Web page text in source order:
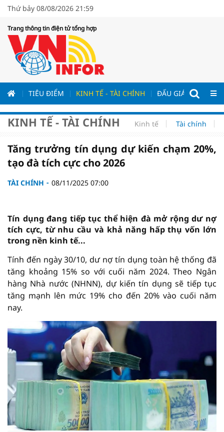
Thứ bảy 08/08/2026 21:59
Trang thông tin điện tử tổng hợp
TIÊU ĐIỂM KINH TẾ - TÀI CHÍNH ĐẤU GIÁ - ĐẤU
KINH TẾ - TÀI CHÍNH Kinh tế Tài chính
Tăng trưởng tín dụng dự kiến chạm 20%,
tạo đà tích cực cho 2026
TÀI CHÍNH 08/11/2025 07:00
Tín dụng đang tiếp tục thể hiện đà mở rộng dư nợ
tích cực, từ nhu cầu và khả năng hấp thụ vốn lớn
trong nền kinh tế...
Tính đến ngày 30/10, dư nợ tín dụng toàn hệ thống đã
tăng khoảng 15% so với cuối năm 2024. Theo Ngân
hàng Nhà nước (NHNN), dự kiến tín dụng sẽ tiếp tục
tăng mạnh lên mức 19% cho đến 20% vào cuối năm
nay.